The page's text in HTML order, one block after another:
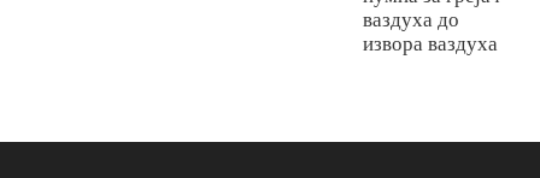
ваздуха до
извора ваздуха